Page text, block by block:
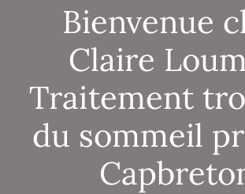
Bienvenue
Claire
Traitement
du sommeil